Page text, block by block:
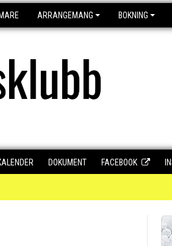
ARRANGEMANG BOKNING
DOKUMENT FACEBOOK